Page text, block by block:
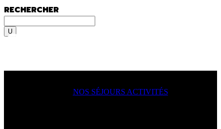
RECHERCHER
NOS SÉJOURS ACTIVITÉS